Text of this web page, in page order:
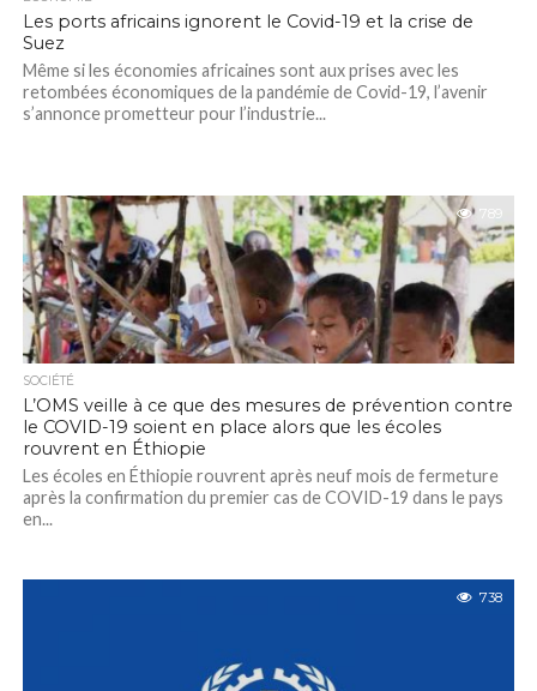
Les ports africains ignorent le Covid-19 et la crise de
Suez
Même si les économies africaines sont aux prises avec les
retombées économiques de la pandémie de Covid-19, l’avenir
s’annonce prometteur pour l’industrie...
789
SOCIÉTÉ
L’OMS veille à ce que des mesures de prévention contre
le COVID-19 soient en place alors que les écoles
rouvrent en Éthiopie
Les écoles en Éthiopie rouvrent après neuf mois de fermeture
après la confirmation du premier cas de COVID-19 dans le pays
en...
738